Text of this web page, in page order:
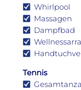
Whirlpool
Massagen
Dampfbad
Tennis